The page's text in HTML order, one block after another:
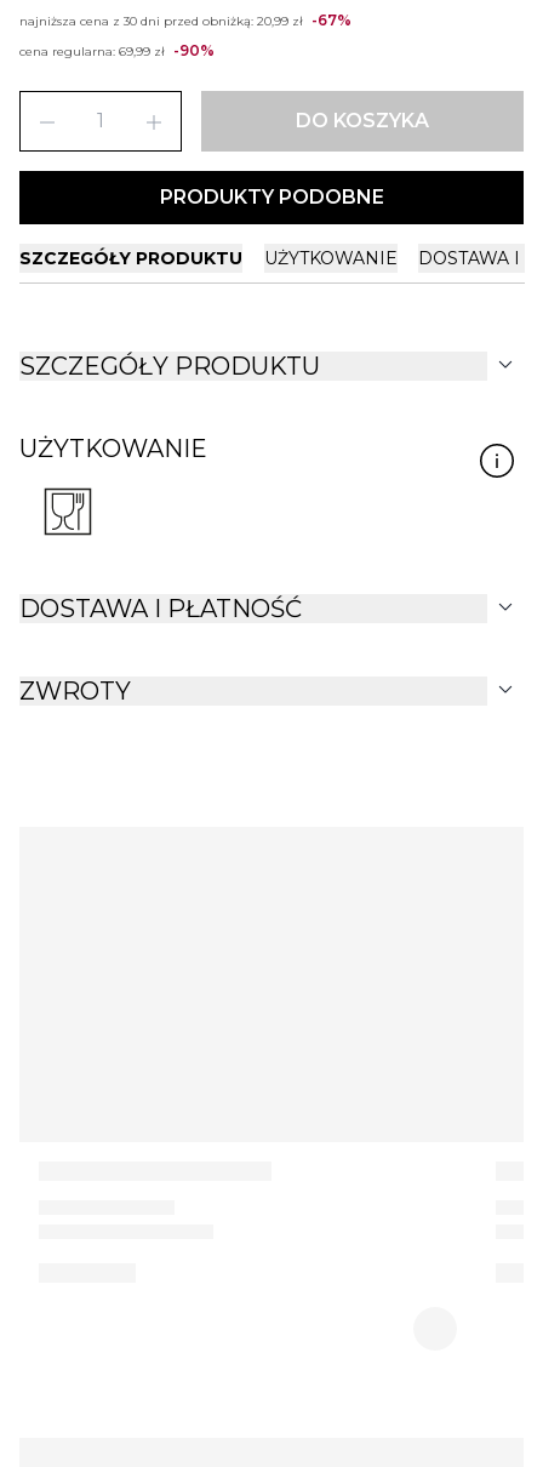
najniższa cena z 30 dni przed obniżką: 20,99 zł -67%
cena regularna: 69,99 zł -90%
remove add DO KOSZYKA
PRODUKTY PODOBNE
SZCZEGÓŁY PRODUKTU UŻYTKOWANIE DOSTAWA I
SZCZEGÓŁY PRODUKTU expand_more
UŻYTKOWANIE
DOSTAWA I PŁATNOŚĆ expand_more
ZWROTY expand_more